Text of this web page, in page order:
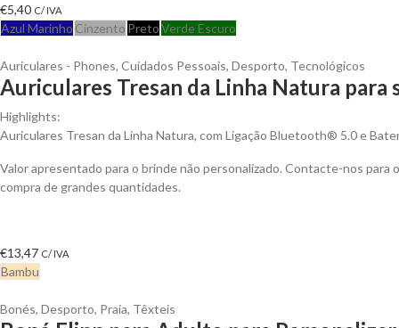
€5,40 C/ IVA
Azul Marinho Cinzento PretoVerde Escuro
Auriculares - Phones, Cuidados Pessoais, Desporto, Tecnológicos
Auriculares Tresan da Linha Natura para
Highlights:
Auriculares Tresan da Linha Natura, com Ligação Bluetooth® 5.0 e
Valor apresentado para o brinde não personalizado. Contacte-nos para
compra de grandes quantidades.
€13,47 C/ IVA
Bambu
Bonés, Desporto, Praia, Têxteis